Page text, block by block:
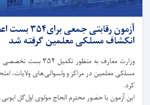
آزمون رقابتی
انکشاف مسلکی معلمین گرفته شد
وزارت معارف به‌ منظور
مسلکی معلمین در مراکز و ولسوالی‌های ولایات،
کرد.
این آزمون با حضور محترم الحاج مولوی اول‌گل